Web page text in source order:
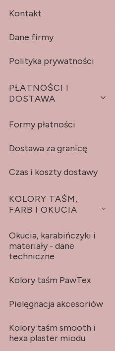
Kontakt
Dane firmy
Polityka prywatności
PŁATNOŚCI I
DOSTAWA
Formy płatności
Dostawa za granicę
Czas i koszty dostawy
KOLORY TAŚM,
FARB I OKUCIA
Okucia, karabińczyki i
materiały - dane
techniczne
Kolory taśm PawTex
Pielęgnacja akcesoriów
Kolory taśm smooth i
hexa plaster miodu